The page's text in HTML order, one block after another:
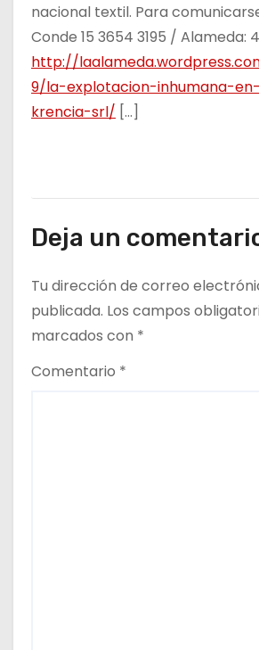
nacional textil. Para
Conde 15 3654 3195 / Alameda:
http://
9/la-explotacion-inhumana-
krencia-srl/ […]
Deja un
Tu dirección de correo
publicada. Los campos
marcados con *
Comentario *